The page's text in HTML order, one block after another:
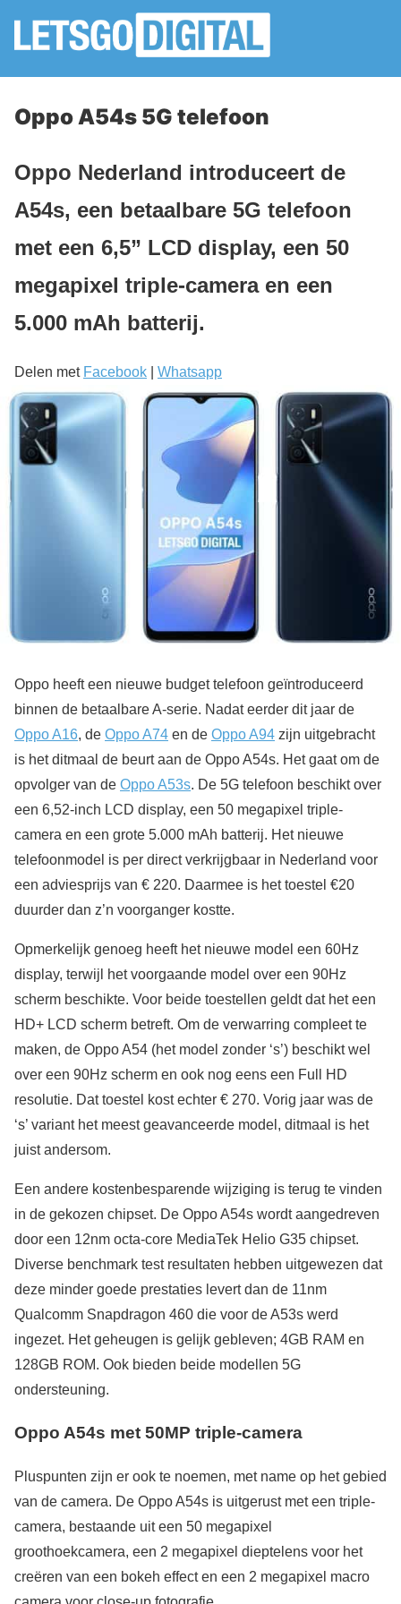
Oppo A54s 5G telefoon
Oppo Nederland introduceert de
A54s, een betaalbare 5G telefoon
met een 6,5” LCD display, een 50
megapixel triple-camera en een
5.000 mAh batterij.
Delen met Facebook Whatsapp
Oppo heeft een nieuwe budget telefoon geïntroduceerd
binnen de betaalbare A-serie. Nadat eerder dit jaar de
Oppo A16, de Oppo A74 en de Oppo A94 zijn uitgebracht
is het ditmaal de beurt aan de Oppo A54s. Het gaat om de
opvolger van de Oppo A53s. De 5G telefoon beschikt over
een 6,52-inch LCD display, een 50 megapixel triple-
camera en een grote 5.000 mAh batterij. Het nieuwe
telefoonmodel is per direct verkrijgbaar in Nederland voor
een adviesprijs van € 220. Daarmee is het toestel €20
duurder dan z’n voorganger kostte.
Opmerkelijk genoeg heeft het nieuwe model een 60Hz
display, terwijl het voorgaande model over een 90Hz
scherm beschikte. Voor beide toestellen geldt dat het een
HD+ LCD scherm betreft. Om de verwarring compleet te
maken, de Oppo A54 (het model zonder ‘s’) beschikt wel
over een 90Hz scherm en ook nog eens een Full HD
resolutie. Dat toestel kost echter € 270. Vorig jaar was de
‘s’ variant het meest geavanceerde model, ditmaal is het
juist andersom.
Een andere kostenbesparende wijziging is terug te vinden
in de gekozen chipset. De Oppo A54s wordt aangedreven
door een 12nm octa-core MediaTek Helio G35 chipset.
Diverse benchmark test resultaten hebben uitgewezen dat
deze minder goede prestaties levert dan de 11nm
Qualcomm Snapdragon 460 die voor de A53s werd
ingezet. Het geheugen is gelijk gebleven; 4GB RAM en
128GB ROM. Ook bieden beide modellen 5G
ondersteuning.
Oppo A54s met 50MP triple-camera
Pluspunten zijn er ook te noemen, met name op het gebied
van de camera. De Oppo A54s is uitgerust met een triple-
camera, bestaande uit een 50 megapixel
groothoekcamera, een 2 megapixel dieptelens voor het
creëren van een bokeh effect en een 2 megapixel macro